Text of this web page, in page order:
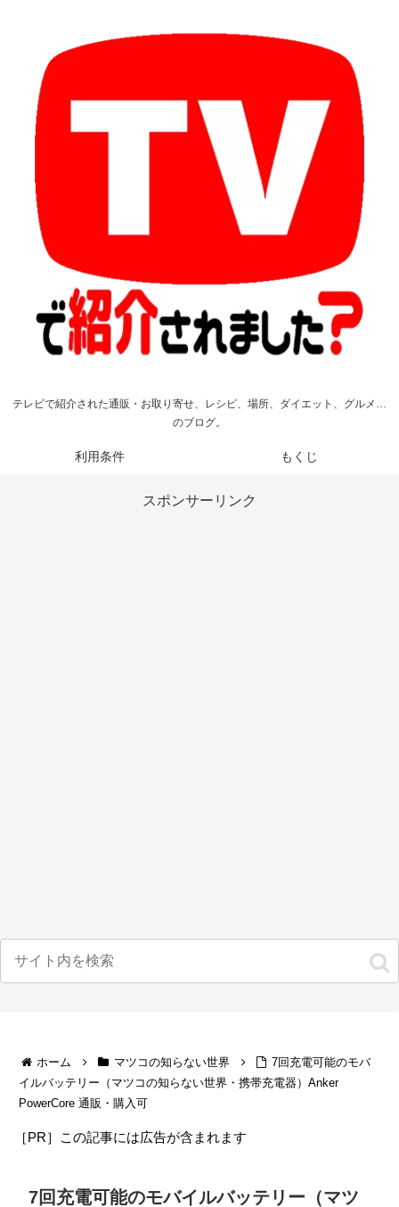
テレビで紹介された通販・お取り寄せ、レシピ、場所、ダイエット、グルメ…
のブログ。
利用条件 もくじ
スポンサーリンク
ホーム マツコの知らない世界
7回充電可能のモバ
イルバッテリー（マツコの知らない世界・携帯充電器）Anker
PowerCore 通販・購入可
［PR］この記事には広告が含まれます
7回充電可能のモバイルバッテリー（マツ